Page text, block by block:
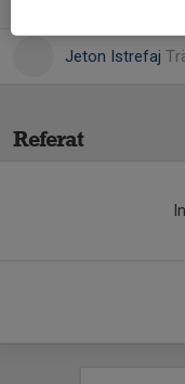
Jeton Istrefaj
Referat